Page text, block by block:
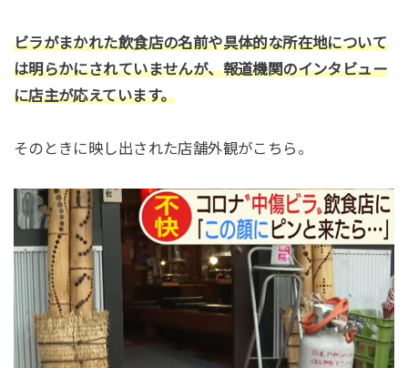
ビラがまかれた飲食店の名前や具体的な所在地について
は明らかにされていませんが、報道機関のインタビュー
に店主が応えています。
そのときに映し出された店舗外観がこちら。